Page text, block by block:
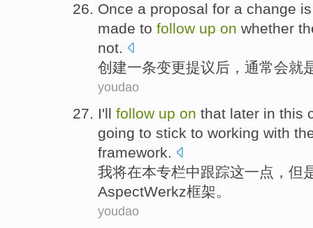
Once a proposal for a change
made to follow up on whether
not.
创建一条变更提议 后， 通常会就
youdao
I'll follow up on that later in this
going to stick to working with
framework.
我将在本专栏中跟踪这一点， 但
AspectWerkz框架。
youdao